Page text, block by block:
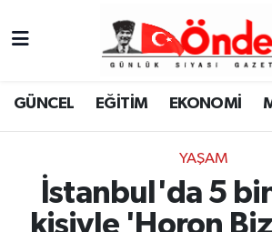
GÜNCEL EĞİTİM EKONOMİ
YAŞAM
İstanbul'da 5
kişiyle 'Horon
GÜNCEL
MEDYA
Zonguldak Nöbetçi Eczaneler
Zonguldak Namaz Vakitleri
Zonguldak Trafik Yoğunluk